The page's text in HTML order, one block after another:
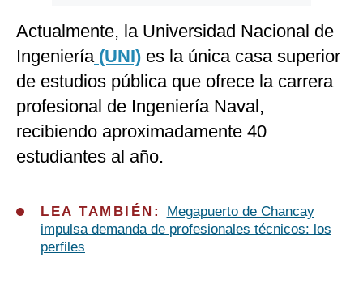
Actualmente, la Universidad Nacional de
Ingeniería(UNI) es la única casa superior
de estudios pública que ofrece la carrera
profesional de Ingeniería Naval,
recibiendo aproximadamente 40
estudiantes al año.
LEA TAMBIÉN:
Megapuerto de Chancay
impulsa demanda de profesionales técnicos: los
perfiles